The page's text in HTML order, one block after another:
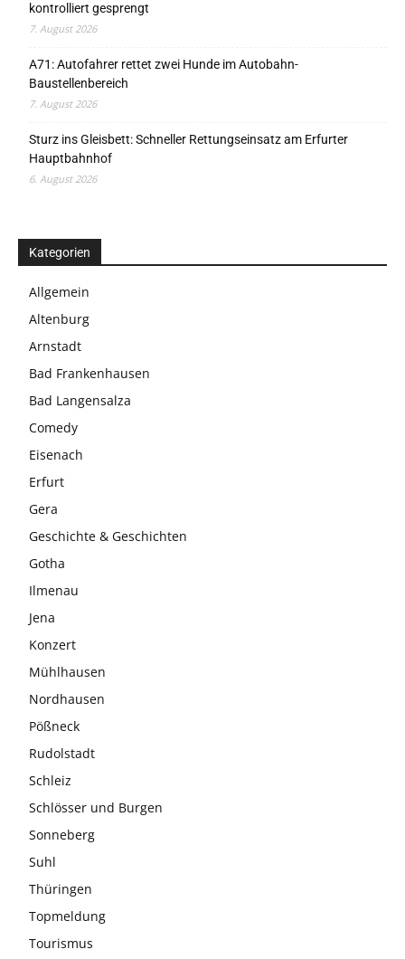
kontrolliert gesprengt
7. August 2026
A71: Autofahrer rettet zwei Hunde im Autobahn-
Baustellenbereich
7. August 2026
Sturz ins Gleisbett: Schneller Rettungseinsatz am Erfurter
Hauptbahnhof
6. August 2026
Kategorien
Allgemein
Altenburg
Arnstadt
Bad Frankenhausen
Bad Langensalza
Comedy
Eisenach
Erfurt
Gera
Geschichte & Geschichten
Gotha
Ilmenau
Jena
Konzert
Mühlhausen
Nordhausen
Pößneck
Rudolstadt
Schleiz
Schlösser und Burgen
Sonneberg
Suhl
Thüringen
Topmeldung
Tourismus